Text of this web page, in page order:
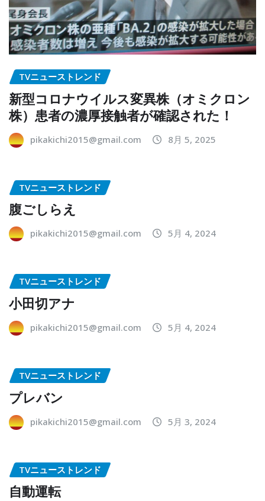
TVニューストレンド
新型コロナウイルス変異株（オミクロン
株）患者の濃厚接触者が確認された！
pikakichi2015@gmail.com 8月 5, 2025
TVニューストレンド
腹ごしらえ
pikakichi2015@gmail.com 5月 4, 2024
TVニューストレンド
小田切アナ
pikakichi2015@gmail.com 5月 4, 2024
TVニューストレンド
プレバン
pikakichi2015@gmail.com 5月 3, 2024
TVニューストレンド
自動運転